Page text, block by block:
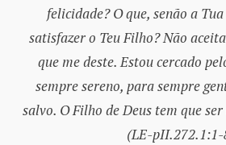
felicidade? O que, senão a
satisfazer o Teu Filho? Não
que me deste. Estou cercado
sempre sereno, para sempre
salvo. O Filho de Deus tem que
(LE-pII.272.1:1-